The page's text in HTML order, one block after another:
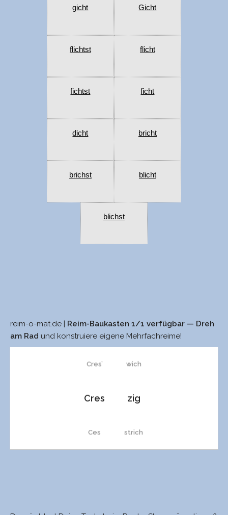
gicht Gicht
flichtst flicht
fichtst ficht
dicht bricht
brichst blicht
blichst
reim-o-mat.de |
Reim-Baukasten 1/1 verfügbar — Dreh
am Rad und konstruiere eigene Mehrfachreime!
Cres’
Cres
Ces
wich
zig
strich